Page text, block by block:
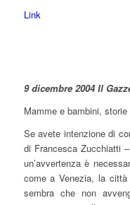
Link
9 dicembre 2004 Il
Mamme e bambini,
Se avete intenzione di
di Francesca Zucchiatti
un’avvertenza è
come a Venezia, la
sembra che non